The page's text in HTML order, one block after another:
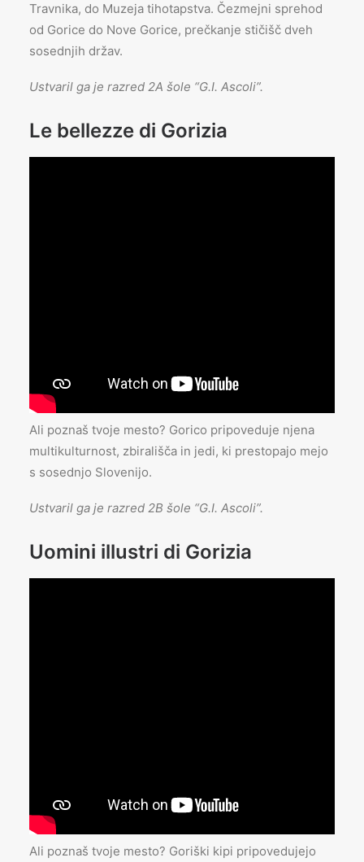
Travnika, do Muzeja tihotapstva. Čezmejni sprehod
od Gorice do Nove Gorice, prečkanje stičišč dveh
sosednjih držav.
Ustvaril ga je razred 2A šole “G.I. Ascoli”.
Le bellezze di Gorizia
Ali poznaš tvoje mesto? Gorico pripoveduje njena
multikulturnost, zbirališča in jedi, ki prestopajo mejo
s sosednjo Slovenijo.
Ustvaril ga je razred 2B šole “G.I. Ascoli”.
Uomini illustri di Gorizia
Ali poznaš tvoje mesto? Goriški kipi pripovedujejo